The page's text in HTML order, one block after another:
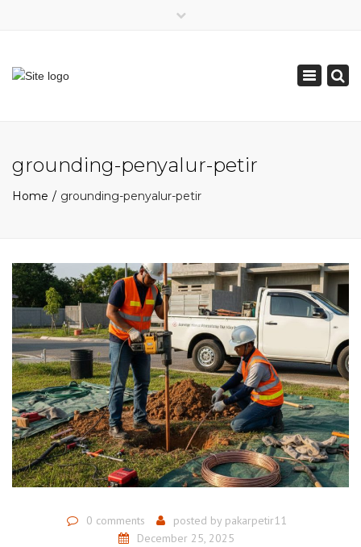
Toggle
grounding-penyalur-petir
Home grounding-penyalur-petir
0 comments posted by pakarpetir11
December 25, 2025